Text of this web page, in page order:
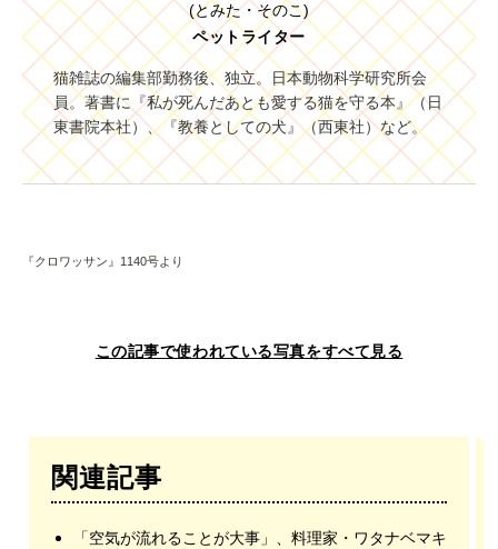
(とみた・そのこ)
ペットライター
猫雑誌の編集部勤務後、独立。日本動物科学研究所会
員。著書に『私が死んだあとも愛する猫を守る本』（日
東書院本社）、『教養としての犬』（西東社）など。
『クロワッサン』1140号より
この記事で使われている写真をすべて見る
関連記事
「空気が流れることが大事」、料理家・ワタナベマキ